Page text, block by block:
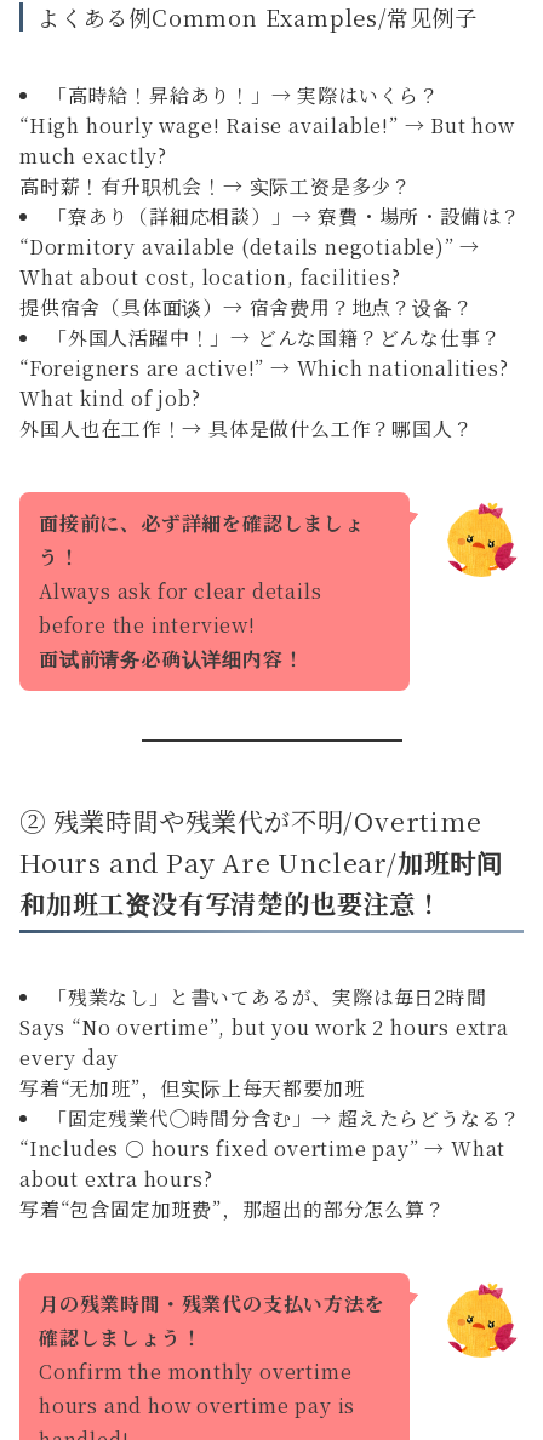
よくある例Common Examples/常见例子
「高時給！昇給あり！」→ 実際はいくら？
“High hourly wage! Raise available!” → But how
much exactly?
高时薪！有升职机会！→ 实际工资是多少？
「寮あり（詳細応相談）」→ 寮費・場所・設備は？
“Dormitory available (details negotiable)” →
What about cost, location, facilities?
提供宿舍（具体面谈）→ 宿舍费用？地点？设备？
「外国人活躍中！」→ どんな国籍？どんな仕事？
“Foreigners are active!” → Which nationalities?
What kind of job?
外国人也在工作！→ 具体是做什么工作？哪国人？
面接前に、必ず詳細を確認しましょ
う！
Always ask for clear details
before the interview!
面试前请务必确认详细内容！
② 残業時間や残業代が不明/Overtime
Hours and Pay Are Unclear/加班时间
和加班工资没有写清楚的也要注意！
「残業なし」と書いてあるが、実際は毎日2時間
Says “No overtime”, but you work 2 hours extra
every day
写着“无加班”，但实际上每天都要加班
「固定残業代◯時間分含む」→ 超えたらどうなる？
“Includes ○ hours fixed overtime pay” → What
about extra hours?
写着“包含固定加班费”，那超出的部分怎么算？
月の残業時間・残業代の支払い方法を
確認しましょう！
Confirm the monthly overtime
hours and how overtime pay is